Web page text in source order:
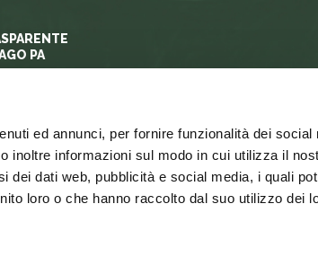
ed annunci, per fornire funzionalità dei social
inoltre informazioni sul modo in cui utilizza il
dei dati web, pubblicità e social media, i quali
loro o che hanno raccolto dal suo utilizzo dei
PA